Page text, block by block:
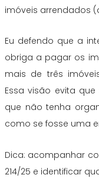
imóveis arrendados
Eu defendo que a
obriga a pagar os
mais de três
Essa visão evita
que não tenha
como se fosse uma
Dica: acompanhar
214/25 e identificar